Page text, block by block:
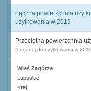
Łączna powierzchnia
użytkowania w 2019
Przeciętna powierzchnia
(oddanej do użytkowania w
Wieś Zagórze
Lubuskie
Kraj